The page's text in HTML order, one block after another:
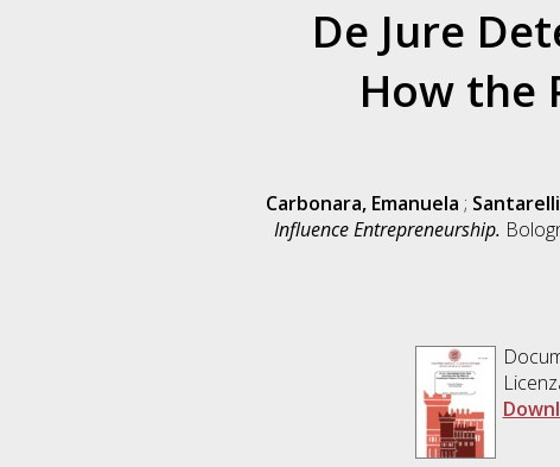
De Jure
How the
Carbonara, Emanuela ;
Influence Entrepreneurship.